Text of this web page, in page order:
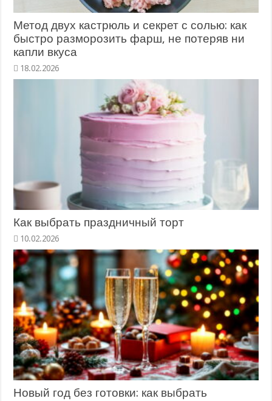
Метод двух кастрюль и секрет с солью: как
быстро разморозить фарш, не потеряв ни
капли вкуса
18.02.2026
Как выбрать праздничный торт
10.02.2026
Новый год без готовки: как выбрать